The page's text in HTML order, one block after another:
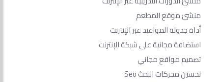
منشئ موقع المطعم
أداة جدولة المواعيد عبر الإنترنت
استضافة مجانية على شبكة الإنترنت
تصميم مواقع مجاني
تحسين محركات البحث Seo​